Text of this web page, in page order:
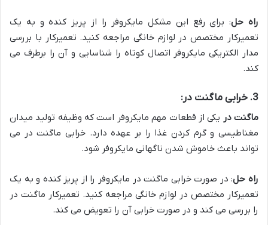
راه حل: برای رفع این مشکل مایکروفر را از پریز کنده و به یک
تعمیرکار مختصص در لوازم خانگی مراجعه کنید. تعمیرکار با بررسی
مدار الکتریکی مایکروفر اتصال کوتاه را شناسایی و آن را برطرف می
کند.
3. خرابی ماگنت در:
ماگنت در یکی از قطعات مهم مایکروفر است که وظیفه تولید میدان
مغناطیسی و گرم کردن غذا را بر عهده دارد. خرابی ماگنت در می
تواند باعث خاموش شدن ناگهانی مایکروفر شود.
راه حل: در صورت خرابی ماگنت در مایکروفر را از پریز کنده و به یک
تعمیرکار مختصص در لوازم خانگی مراجعه کنید. تعمیرکار ماگنت در
را بررسی می کند و در صورت خرابی آن را تعویض می کند.